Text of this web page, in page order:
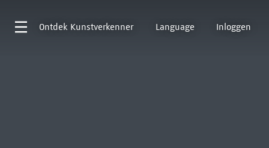
Ontdek Kunstverkenner Language Inloggen